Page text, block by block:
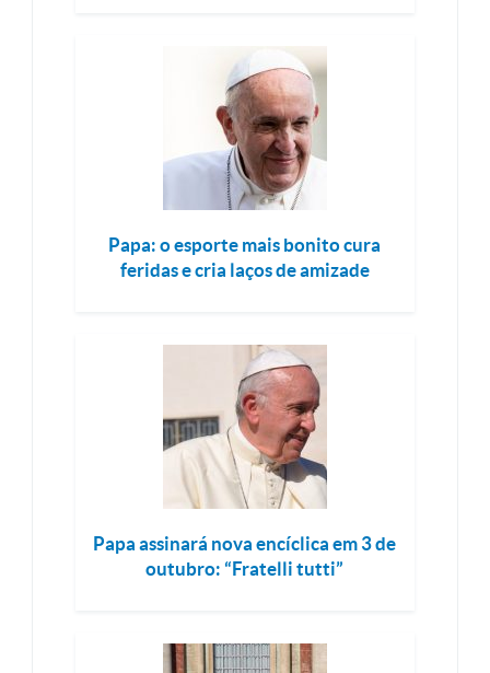
Papa: o esporte mais bonito cura
feridas e cria laços de amizade
Papa assinará nova encíclica em 3 de
outubro: “Fratelli tutti”